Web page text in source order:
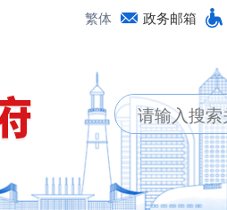
繁体 政务邮箱